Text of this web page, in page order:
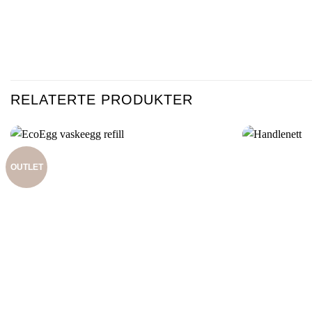
RELATERTE PRODUKTER
OUTLET